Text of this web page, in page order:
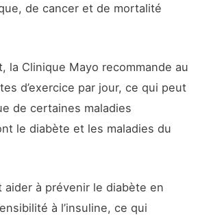
de cancer et de mortalité
la Clinique Mayo recommande au
d’exercice par jour, ce qui peut
de certaines maladies
le diabète et les maladies du
aider à prévenir le diabète en
à l’insuline, ce qui